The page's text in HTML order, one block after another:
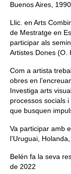
Buenos Aires, 1990
Llic. en Arts
de Mestratge en
participar als
Artistes Dones (O.
Com a artista
obres en
Investiga arts
processos socials
que busquen
Va participar amb
l’Uruguai,
Belén fa la seva
de 2022